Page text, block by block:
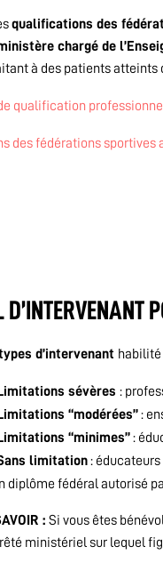
qualifications des
chargé de
à des patients atteints
qualification
des fédérations sportives
D’INTERVENANT
d’intervenant
Limitations sévères:
Limitations “modérées”:
Limitations “minimes”:
limitation:
diplôme fédéral autorisé
:Si vous êtes
ministériel sur lequel